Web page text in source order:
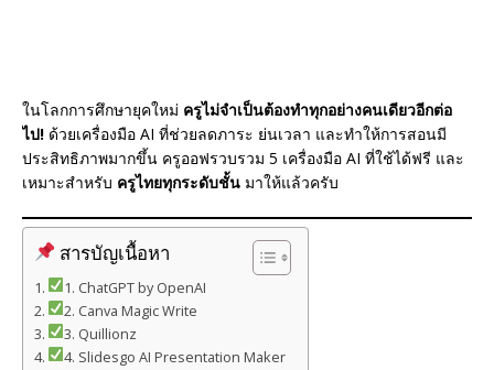
ในโลกการศึกษายุคใหม่ ครูไม่จำเป็นต้องทำทุกอย่างคนเดียวอีกต่อ
ไป! ด้วยเครื่องมือ AI ที่ช่วยลดภาระ ย่นเวลา และทำให้การสอนมี
ประสิทธิภาพมากขึ้น ครูออฟรวบรวม 5 เครื่องมือ AI ที่ใช้ได้ฟรี และ
เหมาะสำหรับ ครูไทยทุกระดับชั้น มาให้แล้วครับ
สารบัญเนื้อหา
1. ChatGPT by OpenAI
2. Canva Magic Write
3. Quillionz
4. Slidesgo AI Presentation Maker